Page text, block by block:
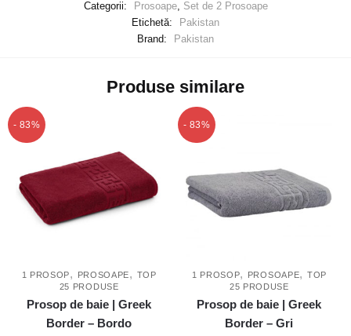
Categorii:
Prosoape, Set de 2 Prosoape
Etichetă:
Pakistan
Brand:
Pakistan
Produse similare
- 83%
1 PROSOP, PROSOAPE, TOP
25 PRODUSE
Prosop de baie | Greek
Border – Bordo
- 83%
1 PROSOP, PROSOAPE, TOP
25 PRODUSE
Prosop de baie | Greek
Border – Gri